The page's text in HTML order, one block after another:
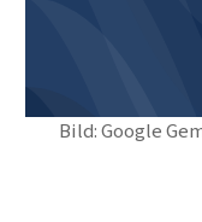
Bild: Google